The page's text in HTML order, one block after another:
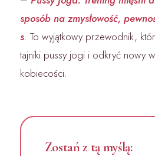
sposób na zmysłowość,
s. To wyjątkowy przewodnik,
tajniki pussy jogi i odkryć nowy
kobiecości.
Zostań z tą myślą: